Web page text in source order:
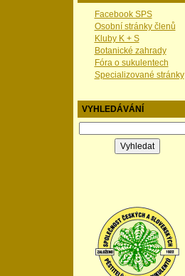
Facebook SPS
Osobní stránky členů
Kluby K + S
Botanické zahrady
Fóra o sukulentech
Specializované stránky
VYHLEDÁVÁNÍ